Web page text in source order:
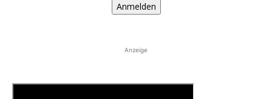
Anmelden
Anzeige